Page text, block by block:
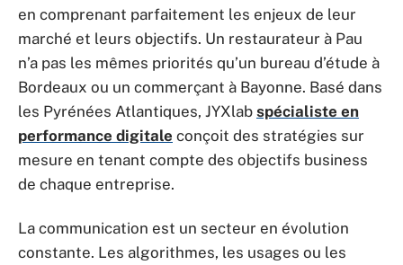
en comprenant parfaitement les enjeux de leur
marché et leurs objectifs. Un restaurateur à Pau
n’a pas les mêmes priorités qu’un bureau d’étude à
Bordeaux ou un commerçant à Bayonne. Basé dans
les Pyrénées Atlantiques, JYXlab spécialiste en
performance digitale conçoit des stratégies sur
mesure en tenant compte des objectifs business
de chaque entreprise.
La communication est un secteur en évolution
constante. Les algorithmes, les usages ou les